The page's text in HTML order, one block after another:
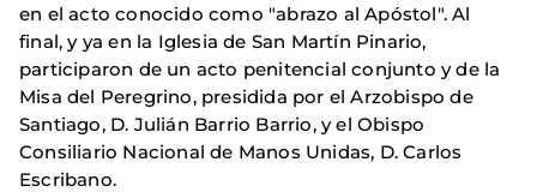
en el acto conocido como "abrazo al Apóstol". Al
final, y ya en la Iglesia de San Martín Pinario,
participaron de un acto penitencial conjunto y de la
Misa del Peregrino, presidida por el Arzobispo de
Santiago, D. Julián Barrio Barrio, y el Obispo
Consiliario Nacional de Manos Unidas, D. Carlos
Escribano.